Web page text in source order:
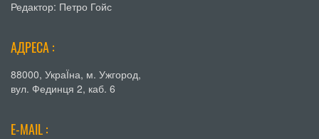
Редактор: Петро Гойс
АДРЕСА :
88000, УкраЇна, м. Ужгород,
вул. Фединця 2, каб. 6
E-MAIL :